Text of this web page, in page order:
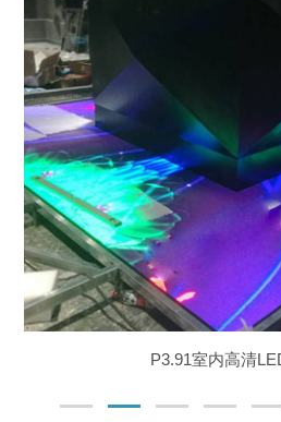
P3.91室内高清